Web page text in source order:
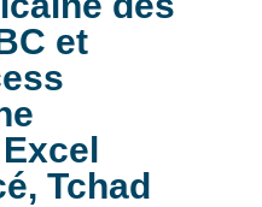
et
Tchad